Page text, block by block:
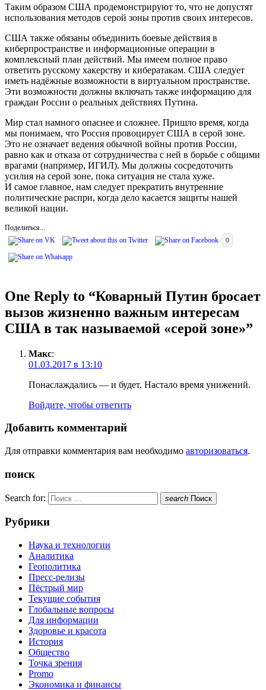
Таким образом США продемонстрируют то, что не допустят
использования методов серой зоны против своих интересов.
США также обязаны объединить боевые действия в
киберпространстве и информационные операции в
комплексный план действий. Мы имеем полное право
ответить русскому хакерству и кибератакам. США следует
иметь надёжные возможности в виртуальном пространстве.
Эти возможности должны включать также информацию для
граждан России о реальных действиях Путина.
Мир стал намного опаснее и сложнее. Пришло время, когда
мы понимаем, что Россия провоцирует США в серой зоне.
Это не означает ведения обычной войны против России,
равно как и отказа от сотрудничества с ней в борьбе с общими
врагами (например, ИГИЛ). Мы должны сосредоточить
усилия на серой зоне, пока ситуация не стала хуже.
И самое главное, нам следует прекратить внутренние
политические распри, когда дело касается защиты нашей
великой нации.
Поделиться...
0
One Reply to “Коварный Путин бросает
вызов жизненно важным интересам
США в так называемой «серой зоне»”
Макс:
01.03.2017 в 13:10
Понаслаждались — и будет. Настало время унижений.
Войдите, чтобы ответить
Добавить комментарий
Для отправки комментария вам необходимо авторизоваться.
поиск
Search for: search Поиск
Рубрики
Наука и технологии
Аналитика
Геополитика
Пресс-релизы
Пёстрый мир
Текущие события
Глобальные вопросы
Для информации
Здоровье и красота
История
Общество
Точка зрения
Promo
Экономика и финансы